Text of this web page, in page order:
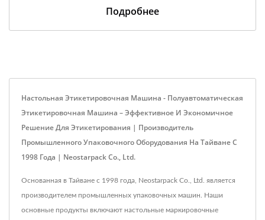
Подробнее
Настольная Этикетировочная Машина - Полуавтоматическая
Этикетировочная Машина – Эффективное И Экономичное
Решение Для Этикетирования | Производитель
Промышленного Упаковочного Оборудования На Тайване С
1998 Года | Neostarpack Co., Ltd.
Основанная в Тайване с 1998 года, Neostarpack Co., Ltd. является
производителем промышленных упаковочных машин. Наши
основные продукты включают настольные маркировочные